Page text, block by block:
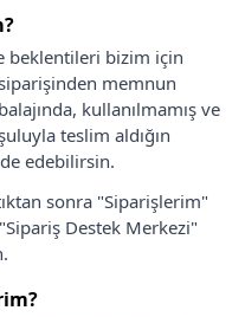
beklentileri bizim için
memnun
kullanılmamış ve
teslim aldığın
edebilirsin.
sonra "Siparişlerim"
Destek Merkezi"